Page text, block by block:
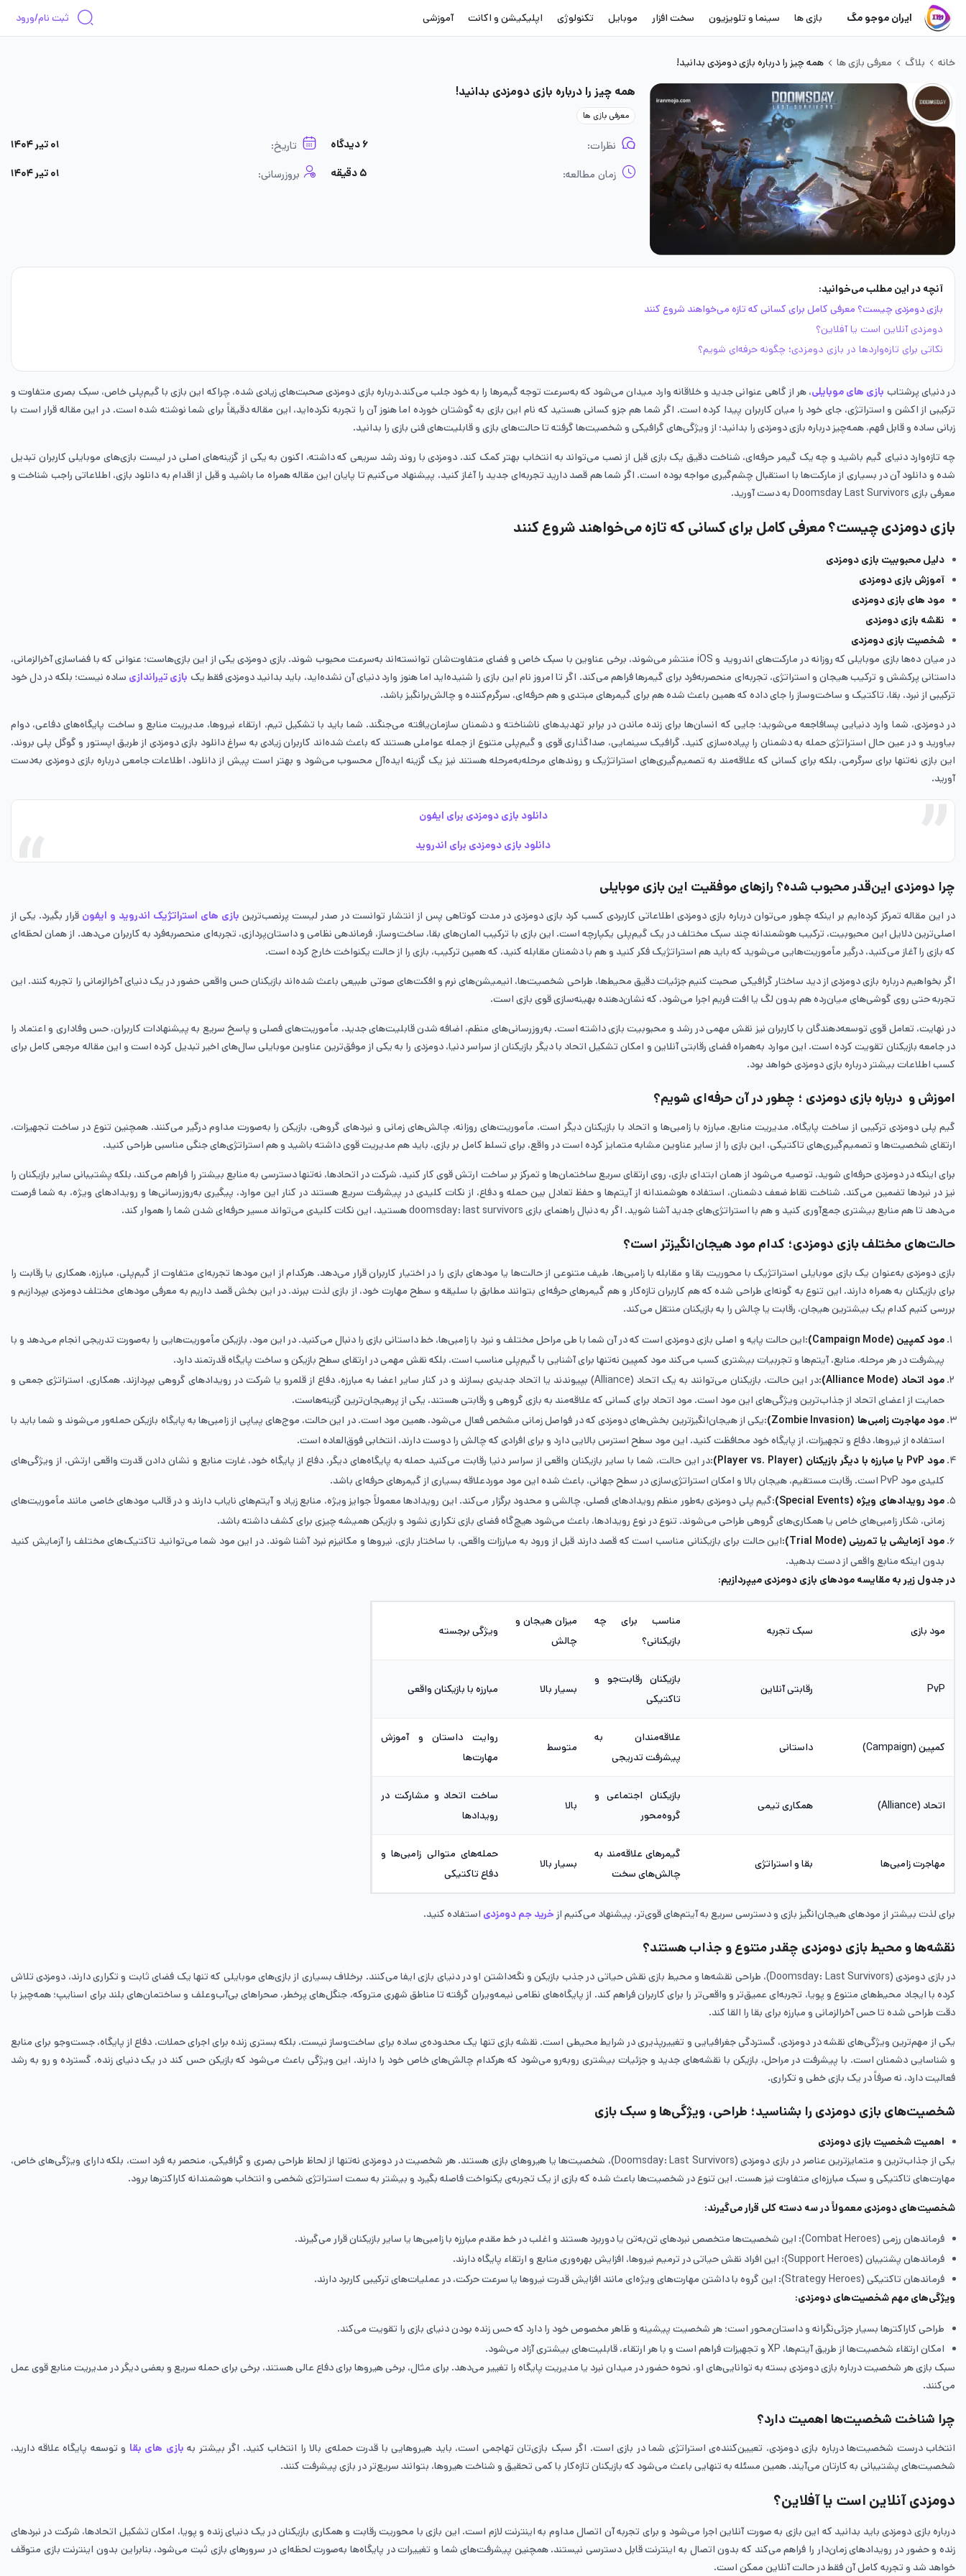
ایران موجو مگ بازی ها سینما و تلویزیون سخت افزار موبایل تکنولوژی اپلیکیشن و اکانت آموزشی ثبت نام/ورود
خانه بلاگ معرفی بازی ها همه چیز را درباره بازی دومزدی بدانید!
همه چیز را درباره بازی دومزدی بدانید!
معرفی بازی ها
نظرات: ۶ دیدگاه تاریخ: ۰۱ تیر ۱۴۰۴
زمان مطالعه: ۵ دقیقه بروزرسانی: ۰۱ تیر ۱۴۰۴
آنچه در این مطلب می‌خوانید:
بازی دومزدی چیست؟ معرفی کامل برای کسانی که تازه می‌خواهند شروع کنند
دومزدی آنلاین است یا آفلاین؟
نکاتی برای تازه‌واردها در بازی دومزدی؛ چگونه حرفه‌ای شویم؟
در دنیای پرشتاب بازی های موبایلی، هر از گاهی عنوانی جدید و خلاقانه وارد میدان می‌شود که به‌سرعت توجه گیمرها را به خود جلب می‌کند.درباره بازی دومزدی صحبت‌های زیادی شده، چراکه این بازی با گیم‌پلی خاص، سبک بصری متفاوت و
ترکیبی از اکشن و استراتژی، جای خود را میان کاربران پیدا کرده است. اگر شما هم جزو کسانی هستید که نام این بازی به گوشتان خورده اما هنوز آن را تجربه نکرده‌اید، این مقاله دقیقاً برای شما نوشته شده است. در این مقاله قرار است با
زبانی ساده و قابل فهم، همه‌چیز درباره بازی دومزدی را بدانید؛ از ویژگی‌های گرافیکی و شخصیت‌ها گرفته تا حالت‌های بازی و قابلیت‌های فنی بازی را بدانید.
چه تازه‌وارد دنیای گیم باشید و چه یک گیمر حرفه‌ای، شناخت دقیق یک بازی قبل از نصب می‌تواند به انتخاب بهتر کمک کند. دومزدی با روند رشد سریعی که داشته، اکنون به یکی از گزینه‌های اصلی در لیست بازی‌های موبایلی کاربران تبدیل
شده و دانلود آن در بسیاری از مارکت‌ها با استقبال چشم‌گیری مواجه بوده است. اگر شما هم قصد دارید تجربه‌ای جدید را آغاز کنید، پیشنهاد می‌کنیم تا پایان این مقاله همراه ما باشید و قبل از اقدام به دانلود بازی، اطلاعاتی راجب شناخت و
معرفی بازی Doomsday Last Survivors به دست آورید.
بازی دومزدی چیست؟ معرفی کامل برای کسانی که تازه می‌خواهند شروع کنند
دلیل محبوبیت بازی دومزدی
آموزش بازی دومزدی
مود های بازی دومزدی
نقشه بازی دومزدی
شخصیت بازی دومزدی
در میان ده‌ها بازی موبایلی که روزانه در مارکت‌های اندروید و iOS منتشر می‌شوند، برخی عناوین با سبک خاص و فضای متفاوت‌شان توانسته‌اند به‌سرعت محبوب شوند. بازی دومزدی یکی از این بازی‌هاست؛ عنوانی که با فضاسازی آخرالزمانی،
داستانی پرکشش و ترکیب هیجان و استراتژی، تجربه‌ای منحصربه‌فرد برای گیمرها فراهم می‌کند. اگر تا امروز نام این بازی را شنیده‌اید اما هنوز وارد دنیای آن نشده‌اید، باید بدانید دومزدی فقط یک بازی تیراندازی ساده نیست؛ بلکه در دل خود
ترکیبی از نبرد، بقا، تاکتیک و ساخت‌وساز را جای داده که همین باعث شده هم برای گیمرهای مبتدی و هم حرفه‌ای، سرگرم‌کننده و چالش‌برانگیز باشد.
در دومزدی، شما وارد دنیایی پسا‌فاجعه می‌شوید؛ جایی که انسان‌ها برای زنده‌ ماندن در برابر تهدیدهای ناشناخته و دشمنان سازمان‌یافته می‌جنگند. شما باید با تشکیل تیم، ارتقاء نیروها، مدیریت منابع و ساخت پایگاه‌های دفاعی، دوام
بیاورید و در عین حال استراتژی حمله به دشمنان را پیاده‌سازی کنید. گرافیک سینمایی، صداگذاری قوی و گیم‌پلی متنوع از جمله عواملی هستند که باعث شده‌اند کاربران زیادی به سراغ دانلود بازی دومزدی از طریق اپستور و گوگل پلی بروند.
این بازی نه‌تنها برای سرگرمی، بلکه برای کسانی که علاقه‌مند به تصمیم‌گیری‌های استراتژیک و روندهای مرحله‌به‌مرحله هستند نیز یک گزینه ایده‌آل محسوب می‌شود و بهتر است پیش از دانلود، اطلاعات جامعی درباره بازی دومزدی به‌دست
آورید.
دانلود بازی دومزدی برای ایفون
دانلود بازی دومزدی برای اندروید
چرا دومزدی این‌قدر محبوب شده؟ رازهای موفقیت این بازی موبایلی
در این مقاله تمرکز کرده‌ایم بر اینکه چطور می‌توان درباره بازی دومزدی اطلاعاتی کاربردی کسب کرد بازی دومزدی در مدت کوتاهی پس از انتشار توانست در صدر لیست پرنصب‌ترین بازی های استراتژیک اندروید و ایفون قرار بگیرد. یکی از
اصلی‌ترین دلایل این محبوبیت، ترکیب هوشمندانه چند سبک مختلف در یک گیم‌پلی یکپارچه است. این بازی با ترکیب المان‌های بقا، ساخت‌وساز، فرماندهی نظامی و داستان‌پردازی، تجربه‌ای منحصربه‌فرد به کاربران می‌دهد. از همان لحظه‌ای
که بازی را آغاز می‌کنید، درگیر مأموریت‌هایی می‌شوید که باید هم استراتژیک فکر کنید و هم با دشمنان مقابله کنید، که همین ترکیب، بازی را از حالت یکنواخت خارج کرده است.
اگر بخواهیم درباره بازی دومزدی از دید ساختار گرافیکی صحبت کنیم جزئیات دقیق محیط‌ها، طراحی شخصیت‌ها، انیمیشن‌های نرم و افکت‌های صوتی طبیعی باعث شده‌اند بازیکنان حس واقعی حضور در یک دنیای آخرالزمانی را تجربه کنند. این
تجربه حتی روی گوشی‌های میان‌رده هم بدون لگ یا افت فریم اجرا می‌شود، که نشان‌دهنده بهینه‌سازی قوی بازی است.
در نهایت، تعامل قوی توسعه‌دهندگان با کاربران نیز نقش مهمی در رشد و محبوبیت بازی داشته است. به‌روزرسانی‌های منظم، اضافه شدن قابلیت‌های جدید، مأموریت‌های فصلی و پاسخ سریع به پیشنهادات کاربران، حس وفاداری و اعتماد را
در جامعه بازیکنان تقویت کرده است. این موارد به‌همراه فضای رقابتی آنلاین و امکان تشکیل اتحاد با دیگر بازیکنان از سراسر دنیا، دومزدی را به یکی از موفق‌ترین عناوین موبایلی سال‌های اخیر تبدیل کرده است و این مقاله مرجعی کامل برای
کسب اطلاعات بیشتر درباره بازی دومزدی خواهد بود.
اموزش و درباره بازی دومزدی ؛ چطور در آن حرفه‌ای شویم؟
گیم پلی دومزدی ترکیبی از ساخت پایگاه، مدیریت منابع، مبارزه با زامبی‌ها و اتحاد با بازیکنان دیگر است. مأموریت‌های روزانه، چالش‌های زمانی و نبردهای گروهی، بازیکن را به‌صورت مداوم درگیر می‌کنند. همچنین تنوع در ساخت تجهیزات،
ارتقای شخصیت‌ها و تصمیم‌گیری‌های تاکتیکی، این بازی را از سایر عناوین مشابه متمایز کرده است در واقع، برای تسلط کامل بر بازی، باید هم مدیریت قوی داشته باشید و هم استراتژی‌های جنگی مناسبی طراحی کنید.
برای اینکه در دومزدی حرفه‌ای شوید، توصیه می‌شود از همان ابتدای بازی، روی ارتقای سریع ساختمان‌ها و تمرکز بر ساخت ارتش قوی کار کنید. شرکت در اتحادها، نه‌تنها دسترسی به منابع بیشتر را فراهم می‌کند، بلکه پشتیبانی سایر بازیکنان را
نیز در نبردها تضمین می‌کند. شناخت نقاط ضعف دشمنان، استفاده هوشمندانه از آیتم‌ها و حفظ تعادل بین حمله و دفاع، از نکات کلیدی در پیشرفت سریع هستند در کنار این موارد، پیگیری به‌روزرسانی‌ها و رویدادهای ویژه، به شما فرصت
می‌دهد تا هم منابع بیشتری جمع‌آوری کنید و هم با استراتژی‌های جدید آشنا شوید. اگر به دنبال راهنمای بازی doomsday: last survivors هستید، این نکات کلیدی می‌تواند مسیر حرفه‌ای شدن شما را هموار کند.
حالت‌های مختلف بازی دومزدی؛ کدام مود هیجان‌انگیزتر است؟
بازی دومزدی به‌عنوان یک بازی موبایلی استراتژیک با محوریت بقا و مقابله با زامبی‌ها، طیف متنوعی از حالت‌ها یا مودهای بازی را در اختیار کاربران قرار می‌دهد. هرکدام از این مودها تجربه‌ای متفاوت از گیم‌پلی، مبارزه، همکاری یا رقابت را
برای بازیکنان به همراه دارند. این تنوع به گونه‌ای طراحی شده که هم کاربران تازه‌کار و هم گیمرهای حرفه‌ای بتوانند مطابق با سلیقه و سطح مهارت خود، از بازی لذت ببرند. در این بخش قصد داریم به معرفی مودهای مختلف دومزدی بپردازیم و
بررسی کنیم کدام یک بیشترین هیجان، رقابت یا چالش را به بازیکنان منتقل می‌کند.
مود کمپین (Campaign Mode)
:این حالت پایه و اصلی بازی دومزدی است که در آن شما با طی مراحل مختلف و نبرد با زامبی‌ها، خط داستانی بازی را دنبال می‌کنید. در این مود، بازیکن مأموریت‌هایی را به‌صورت تدریجی انجام می‌دهد و با
پیشرفت در هر مرحله، منابع، آیتم‌ها و تجربیات بیشتری کسب می‌کند مود کمپین نه‌تنها برای آشنایی با گیم‌پلی مناسب است، بلکه نقش مهمی در ارتقای سطح بازیکن و ساخت پایگاه قدرتمند دارد.
مود اتحاد (Alliance Mode)
:در این حالت، بازیکنان می‌توانند به یک اتحاد (Alliance) بپیوندند یا اتحاد جدیدی بسازند و در کنار سایر اعضا به مبارزه، دفاع از قلمرو یا شرکت در رویدادهای گروهی بپردازند. همکاری، استراتژی جمعی و
حمایت از اعضای اتحاد از جذاب‌ترین ویژگی‌های این مود است. مود اتحاد برای کسانی که علاقه‌مند به بازی گروهی و رقابتی هستند، یکی از پرهیجان‌ترین گزینه‌هاست.
مود مهاجرت زامبی‌ها (Zombie Invasion)
:یکی از هیجان‌انگیزترین بخش‌های دومزدی که در فواصل زمانی مشخص فعال می‌شود، همین مود است. در این حالت، موج‌های پیاپی از زامبی‌ها به پایگاه بازیکن حمله‌ور می‌شوند و شما باید با
استفاده از نیروها، دفاع و تجهیزات، از پایگاه خود محافظت کنید. این مود سطح استرس بالایی دارد و برای افرادی که چالش را دوست دارند، انتخابی فوق‌العاده است.
مود PvP یا مبارزه با دیگر بازیکنان (Player vs. Player)
:در این حالت، شما با سایر بازیکنان واقعی از سراسر دنیا رقابت می‌کنید حمله به پایگاه‌های دیگر، دفاع از پایگاه خود، غارت منابع و نشان دادن قدرت واقعی ارتش، از ویژگی‌های
کلیدی مود PvP است. رقابت مستقیم، هیجان بالا و امکان استراتژی‌سازی در سطح جهانی، باعث شده این مود موردعلاقه بسیاری از گیمرهای حرفه‌ای باشد.
مود رویدادهای ویژه (Special Events)
:گیم پلی دومزدی به‌طور منظم رویدادهای فصلی، چالشی و محدود برگزار می‌کند. این رویدادها معمولاً جوایز ویژه، منابع زیاد و آیتم‌های نایاب دارند و در قالب مودهای خاصی مانند مأموریت‌های
زمانی، شکار زامبی‌های خاص یا همکاری‌های گروهی طراحی می‌شوند. تنوع در نوع رویدادها، باعث می‌شود هیچ‌گاه فضای بازی تکراری نشود و بازیکن همیشه چیزی برای کشف داشته باشد.
مود آزمایشی یا تمرینی (Trial Mode):
این حالت برای بازیکنانی مناسب است که قصد دارند قبل از ورود به مبارزات واقعی، با ساختار بازی، نیروها و مکانیزم نبرد آشنا شوند. در این مود شما می‌توانید تاکتیک‌های مختلف را آزمایش کنید
بدون اینکه منابع واقعی از دست بدهید.
در جدول زیر به مقایسه مودهای بازی دومزدی میپردازیم:
مود بازی سبک تجربه
مناسب برای چه
بازیکنانی؟
میزان هیجان و
چالش
ویژگی برجسته
PvP رقابتی آنلاین
بازیکنان رقابت‌جو و
تاکتیکی
بسیار بالا مبارزه با بازیکنان واقعی
کمپین (Campaign) داستانی
علاقه‌مندان به
پیشرفت تدریجی
متوسط
روایت داستان و آموزش
مهارت‌ها
اتحاد (Alliance) همکاری تیمی
بازیکنان اجتماعی و
گروه‌محور
بالا
ساخت اتحاد و مشارکت در
رویدادها
مهاجرت زامبی‌ها بقا و استراتژی
گیمرهای علاقه‌مند به
چالش‌های سخت
بسیار بالا
حمله‌های متوالی زامبی‌ها و
دفاع تاکتیکی
برای لذت بیشتر از مودهای هیجان‌انگیز بازی و دسترسی سریع به آیتم‌های قوی‌تر، پیشنهاد می‌کنیم از خرید جم دومزدی استفاده کنید.
نقشه‌ها و محیط بازی دومزدی چقدر متنوع و جذاب هستند؟
در بازی دومزدی (Doomsday: Last Survivors)، طراحی نقشه‌ها و محیط بازی نقش حیاتی در جذب بازیکن و نگه‌داشتن او در دنیای بازی ایفا می‌کنند. برخلاف بسیاری از بازی‌های موبایلی که تنها یک فضای ثابت و تکراری دارند، دومزدی تلاش
کرده با ایجاد محیط‌های متنوع و پویا، تجربه‌ای عمیق‌تر و واقعی‌تر را برای کاربران فراهم کند. از پایگاه‌های نظامی نیمه‌ویران گرفته تا مناطق شهری متروکه، جنگل‌های پرخطر، صحراهای بی‌آب‌وعلف و ساختمان‌های بلند برای اسنایپ؛ همه‌چیز با
دقت طراحی شده تا حس آخرالزمانی و مبارزه برای بقا را القا کند.
یکی از مهم‌ترین ویژگی‌های نقشه در دومزدی، گستردگی جغرافیایی و تغییرپذیری در شرایط محیطی است. نقشه بازی تنها یک محدوده‌ی ساده برای ساخت‌وساز نیست، بلکه بستری زنده برای اجرای حملات، دفاع از پایگاه، جست‌وجو برای منابع
و شناسایی دشمنان است. با پیشرفت در مراحل، بازیکن با نقشه‌های جدید و جزئیات بیشتری روبه‌رو می‌شود که هرکدام چالش‌های خاص خود را دارند. این ویژگی باعث می‌شود که بازیکن حس کند در یک دنیای زنده، گسترده و رو به رشد
فعالیت دارد، نه صرفاً در یک بازی خطی و تکراری.
شخصیت‌های بازی دومزدی را بشناسید؛ طراحی، ویژگی‌ها و سبک بازی
اهمیت شخصیت بازی دومزدی
یکی از جذاب‌ترین و متمایزترین عناصر در بازی دومزدی (Doomsday: Last Survivors)، شخصیت‌ها یا هیروهای بازی هستند. هر شخصیت در دومزدی نه‌تنها از لحاظ طراحی بصری و گرافیکی، منحصر به فرد است، بلکه دارای ویژگی‌های خاص،
مهارت‌های تاکتیکی و سبک مبارزه‌ای متفاوت نیز هست. این تنوع در شخصیت‌ها باعث شده که بازی از یک تجربه‌ی یکنواخت فاصله بگیرد و بیشتر به سمت استراتژی شخصی و انتخاب هوشمندانه کاراکترها برود.
شخصیت‌های دومزدی معمولاً در سه دسته کلی قرار می‌گیرند:
فرماندهان رزمی (Combat Heroes): این شخصیت‌ها متخصص نبردهای تن‌به‌تن یا دوربرد هستند و اغلب در خط مقدم مبارزه با زامبی‌ها یا سایر بازیکنان قرار می‌گیرند.
فرماندهان پشتیبان (Support Heroes): این افراد نقش حیاتی در ترمیم نیروها، افزایش بهره‌وری منابع و ارتقاء پایگاه دارند.
فرماندهان تاکتیکی (Strategy Heroes): این گروه با داشتن مهارت‌های ویژه‌ای مانند افزایش قدرت نیروها یا سرعت حرکت، در عملیات‌های ترکیبی کاربرد دارند.
ویژگی‌های مهم شخصیت‌های دومزدی:
طراحی کاراکترها بسیار جزئی‌نگرانه و داستان‌محور است؛ هر شخصیت پیشینه و ظاهر مخصوص خود را دارد که حس زنده بودن دنیای بازی را تقویت می‌کند.
امکان ارتقاء شخصیت‌ها از طریق آیتم‌ها، XP و تجهیزات فراهم است و با هر ارتقاء، قابلیت‌های بیشتری آزاد می‌شود.
سبک بازی هر شخصیت درباره بازی دومزدی بسته به توانایی‌های او، نحوه حضور در میدان نبرد یا مدیریت پایگاه را تغییر می‌دهد. برای مثال، برخی هیروها برای دفاع عالی هستند، برخی برای حمله سریع و بعضی دیگر در مدیریت منابع قوی عمل
می‌کنند.
چرا شناخت شخصیت‌ها اهمیت دارد؟
انتخاب درست شخصیت‌ها درباره بازی دومزدی، تعیین‌کننده‌ی استراتژی شما در بازی است. اگر سبک بازی‌تان تهاجمی است، باید هیروهایی با قدرت حمله‌ی بالا را انتخاب کنید. اگر بیشتر به بازی های بقا و توسعه پایگاه علاقه دارید،
شخصیت‌های پشتیبانی به کارتان می‌آیند. همین مسئله به تنهایی باعث می‌شود که بازیکنان تازه‌کار با کمی تحقیق و شناخت هیروها، بتوانند سریع‌تر در بازی پیشرفت کنند.
دومزدی آنلاین است یا آفلاین؟
درباره بازی دومزدی باید بدانید که این بازی به صورت آنلاین اجرا می‌شود و برای تجربه آن اتصال مداوم به اینترنت لازم است. این بازی با محوریت رقابت و همکاری بازیکنان در یک دنیای زنده و پویا، امکان تشکیل اتحادها، شرکت در نبردهای
زنده و حضور در رویدادهای زمان‌دار را فراهم می‌کند که بدون اتصال به اینترنت قابل دسترسی نیستند. همچنین پیشرفت‌های شما و تغییرات در پایگاه‌ها به‌صورت لحظه‌ای در سرورهای بازی ثبت می‌شود، بنابراین بدون اینترنت بازی متوقف
خواهد شد و تجربه کامل آن فقط در حالت آنلاین ممکن است.